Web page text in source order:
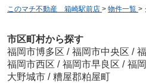
このマチ不動産 箱崎駅前店 > 物件一覧 >
市区町村から探す
福岡市博多区 / 福岡市中央区 /
福岡市西区 / 福岡市早良区 / 福
大野城市 / 糟屋郡粕屋町